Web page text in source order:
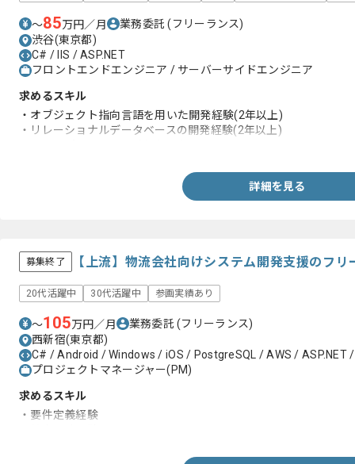
〜85万円／月 業務委託(フリーランス)
渋谷(東京都)
C# / IIS / ASP.NET
フロントエンドエンジニア / サーバーサイドエンジニア
求めるスキル
・オブジェクト指向言語を用いた開発経験(2年以上)
・リレーショナルデータベースの開発経験(2年以上)
詳細を見る
募集終了 【上流】物流会社向けシステム開発支援のフ
20代活躍中 30代活躍中 参画実績あり
〜105万円／月 業務委託(フリーランス)
西新宿(東京都)
C# / Android / Windows / iOS / PostgreSQL / AWS / ASP.NET
プロジェクトマネージャー(PM)
求めるスキル
・要件定義経験